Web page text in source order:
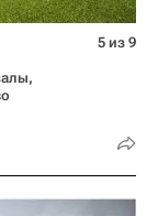
5 из 9